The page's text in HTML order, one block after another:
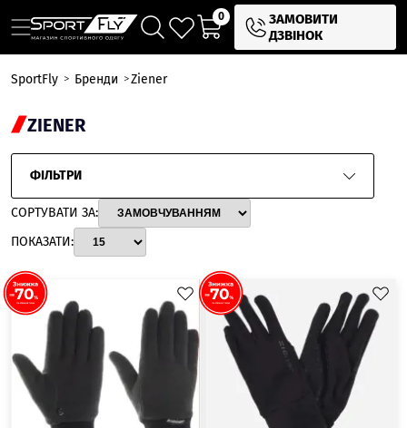
0
ЗАМОВИТИ
ДЗВІНОК
SportFly Бренди Ziener
ZIENER
ФІЛЬТРИ
СОРТУВАТИ ЗА:
ПОКАЗАТИ: